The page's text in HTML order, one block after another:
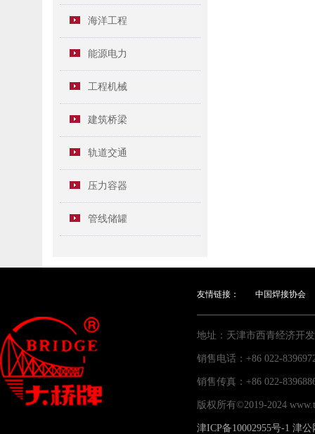
海洋工程
能源电力
工程机械
建筑桥梁
轨道交通
压力容器
管线储罐
友情链接： 中国焊接协会
地址：天津市西青经济开
销售电话：+86 022-
销售传真：+86 022-
版权所有©2019-2024
津ICP备10002955号-1 津公